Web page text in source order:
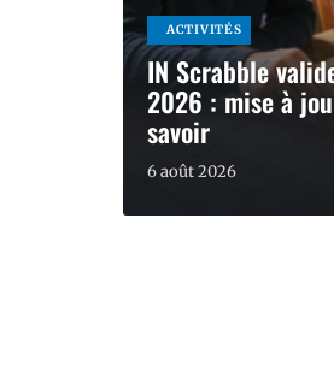
ACTIVITÉS
IN Scrabble
2026 : mise à
savoir
6 août 2026